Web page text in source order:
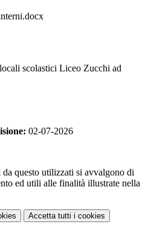
scolastici Liceo Zucchi ad
02-07-2026
questo utilizzati si avvalgono di
ed utili alle finalità illustrate nella
Accetta tutti i cookies